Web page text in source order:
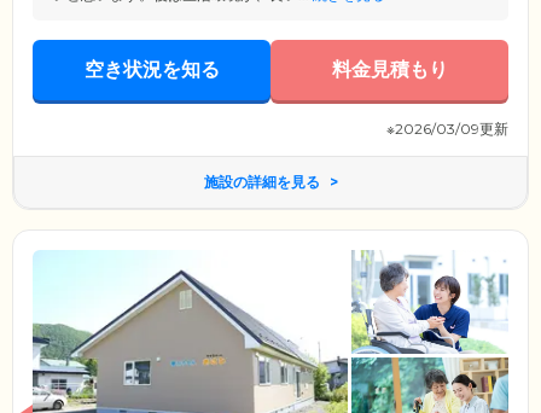
空き状況を知る 料金見積もり
※2026/03/09更新
施設の詳細を見る